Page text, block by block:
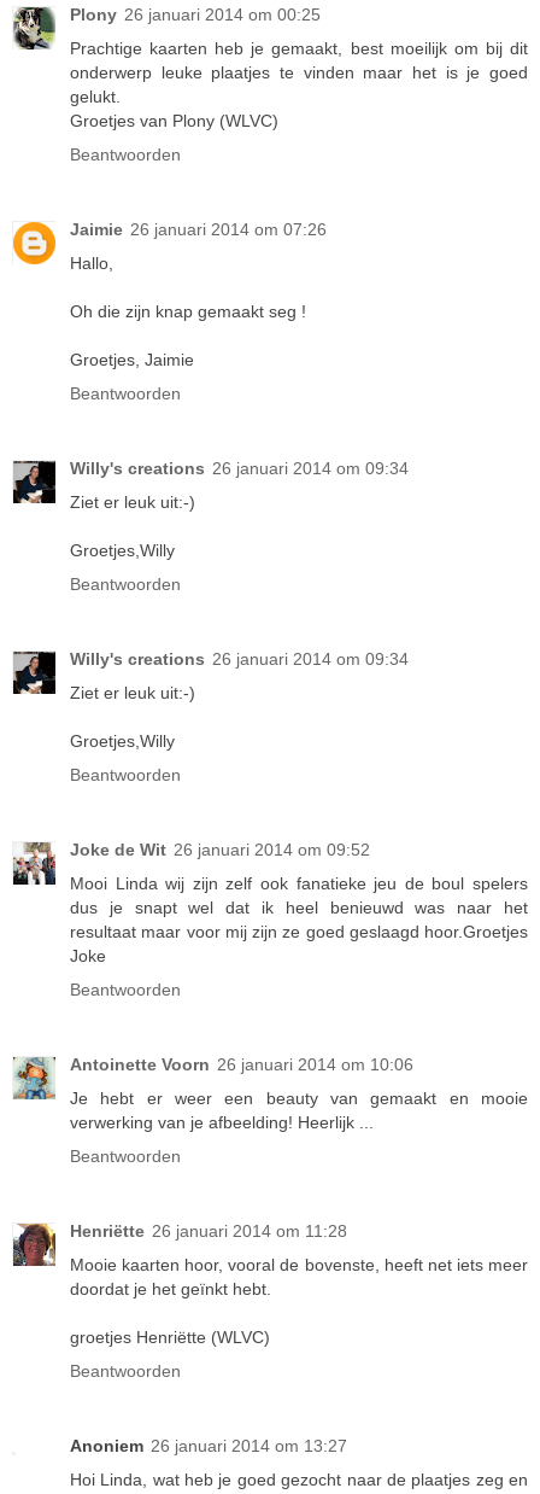
Plony 26 januari 2014 om 00:25
Prachtige kaarten heb je gemaakt, best moeilijk om bij dit
onderwerp leuke plaatjes te vinden maar het is je goed
gelukt.
Groetjes van Plony (WLVC)
Beantwoorden
Jaimie 26 januari 2014 om 07:26
Hallo,
Oh die zijn knap gemaakt seg !
Groetjes, Jaimie
Beantwoorden
Willy's creations 26 januari 2014 om 09:34
Ziet er leuk uit:-)
Groetjes,Willy
Beantwoorden
Willy's creations 26 januari 2014 om 09:34
Ziet er leuk uit:-)
Groetjes,Willy
Beantwoorden
Joke de Wit 26 januari 2014 om 09:52
Mooi Linda wij zijn zelf ook fanatieke jeu de boul spelers
dus je snapt wel dat ik heel benieuwd was naar het
resultaat maar voor mij zijn ze goed geslaagd hoor.Groetjes
Joke
Beantwoorden
Antoinette Voorn 26 januari 2014 om 10:06
Je hebt er weer een beauty van gemaakt en mooie
verwerking van je afbeelding! Heerlijk ...
Beantwoorden
Henriëtte 26 januari 2014 om 11:28
Mooie kaarten hoor, vooral de bovenste, heeft net iets meer
doordat je het geïnkt hebt.
groetjes Henriëtte (WLVC)
Beantwoorden
Anoniem 26 januari 2014 om 13:27
Hoi Linda, wat heb je goed gezocht naar de plaatjes zeg en